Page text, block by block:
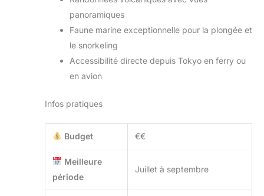
panoramiques
Faune marine exceptionnelle pour la plongée et
le snorkeling
Accessibilité directe depuis Tokyo en ferry ou
en avion
Infos pratiques
Budget €€
Meilleure
période
Juillet à septembre